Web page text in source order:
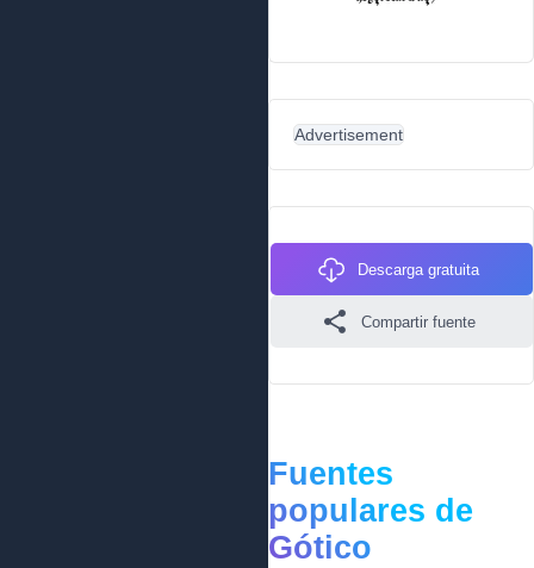
Advertisement
Descarga gratuita
Compartir fuente
Fuentes
populares de
Gótico